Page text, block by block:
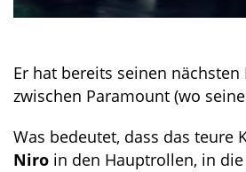
Er hat bereits seinen
zwischen Paramount (wo
Was bedeutet, dass das
Niro in den Hauptrollen, in